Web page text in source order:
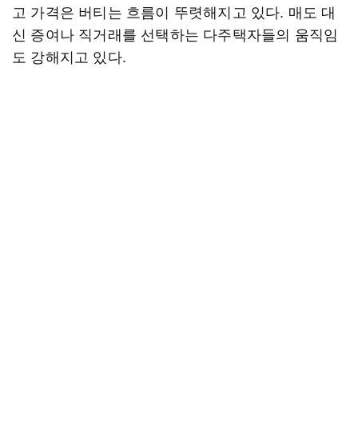
고 가격은 버티는 흐름이 뚜렷해지고 있다. 매도 대
신 증여나 직거래를 선택하는 다주택자들의 움직임
도 강해지고 있다.